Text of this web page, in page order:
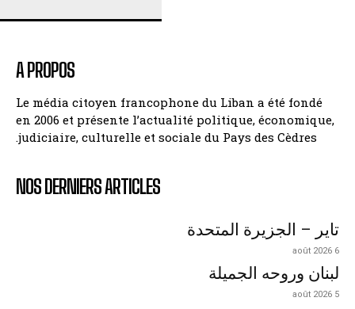
A PROPOS
Le média citoyen francophone du Liban a été fondé
en 2006 et présente l’actualité politique, économique,
judiciaire, culturelle et sociale du Pays des Cèdres.
NOS DERNIERS ARTICLES
تاير – الجزيرة المتحدة
6 août 2026
لبنان وروحه الجميلة
5 août 2026